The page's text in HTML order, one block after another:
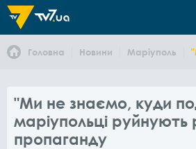
Головна Новини Маріуполь
"Ми не знаємо, куди
маріупольці руйнують
пропаганду